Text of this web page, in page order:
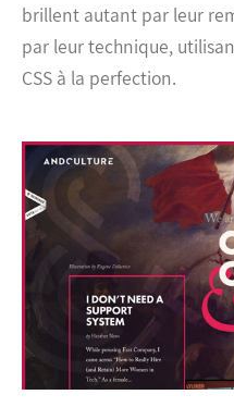
brillent autant par leur
par leur technique,
CSS à la perfection.